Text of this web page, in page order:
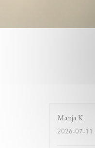
ManjaK
2026-07-11